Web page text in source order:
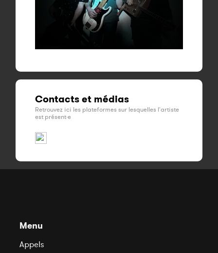
Contacts et médias
Retrouvez ici les plateformes sur lesquelles l'artiste
est présent·e
Menu
Appels